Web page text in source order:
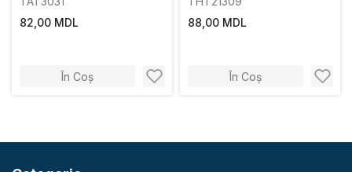
82,00 MDL
În Coș
88,00 MDL
În Coș